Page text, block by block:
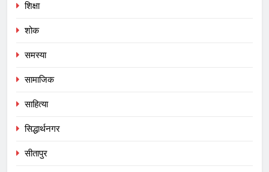
शिक्षा
शोक
समस्या
सामाजिक
साहित्या
सिद्धार्थनगर
सीतापुर